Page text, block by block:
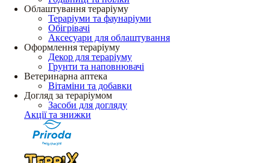
Облаштування тераріуму
Тераріуми та фаунаріуми
Обігрівачі
Аксесуари для облаштування
Оформлення тераріуму
Декор для тераріуму
Грунти та наповнювачі
Ветеринарна аптека
Вітаміни та добавки
Догляд за тераріумом
Засоби для догляду
Акції та знижки